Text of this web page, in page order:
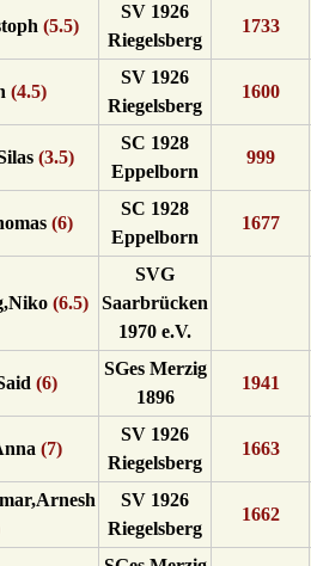
(5.5)
SV 1926
Riegelsberg
1733
(4.5)
SV 1926
Riegelsberg
1600
(3.5)
SC 1928
Eppelborn
999
(6)
SC 1928
Eppelborn
1677
(6.5)
SVG
Saarbrücken
1970 e.V.
(6)
SGes Merzig
1896
1941
(7)
SV 1926
Riegelsberg
1663
SV 1926
Riegelsberg
1662